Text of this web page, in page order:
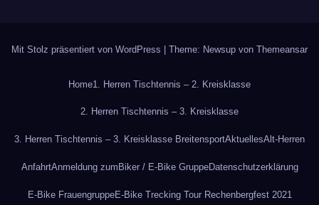
Mit Stolz präsentiert von WordPress Theme: Newsup von Themeansar
Home1. Herren Tischtennis – 2. Kreisklasse
2. Herren Tischtennis – 3. Kreisklasse
3. Herren Tischtennis – 3. Kreisklasse BreitensportAktuellesAlt-Herren
AnfahrtAnmeldung zum Biker / E-Bike GruppeDatenschutzerklärung
E-Bike FrauengruppeE-Bike Trecking Tour Rechenbergfest 2021